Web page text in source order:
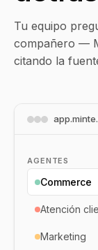
Tu equipo
compañero —
citando la
AGENTES
Commerce
Atención
Marketing